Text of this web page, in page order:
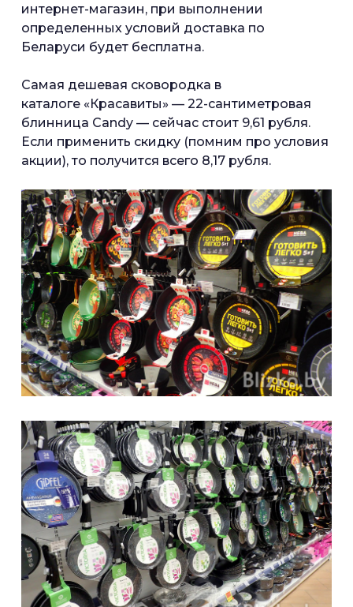
интернет-магазин, при выполнении
определенных условий доставка по
Беларуси будет бесплатна.
Самая дешевая сковородка в
каталоге «Красавиты» — 22-сантиметровая
блинница Candy — сейчас стоит 9,61 рубля.
Если применить скидку (помним про условия
акции), то получится всего 8,17 рубля.